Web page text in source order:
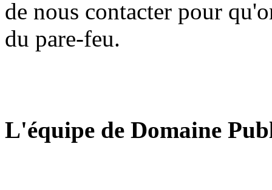
de nous contacter pour
du pare-feu.
L'équipe de Domaine